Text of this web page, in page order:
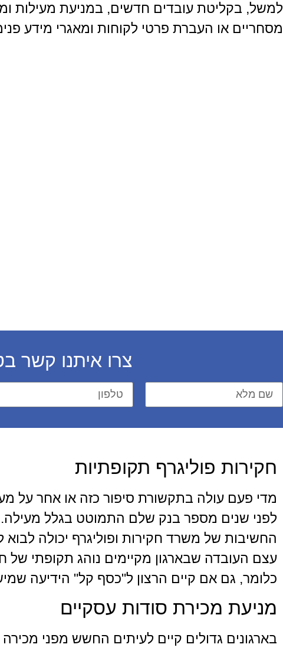
למשל, בקליטת עובדים חדשים, במניעת מעילות
מסחריים או העברת פרטי לקוחות ומאגרי מידע
צרו איתנו קשר
חקירות פוליגרף תקופתיות
מדי פעם עולה בתקשורת סיפור כזה או אחר על
לפני שנים מספר בנק שלם התמוטט בגלל מעילה.
החשיבות של משרד חקירות ופוליגרף יכולה לבוא
עצם העובדה שבארגון מקיימים נוהג תקופתי של
כלומר, גם אם קיים הרצון ל"כסף קל" הידיעה
מניעת מכירת סודות עסקיים
בארגונים גדולים קיים לעיתים החשש מפני